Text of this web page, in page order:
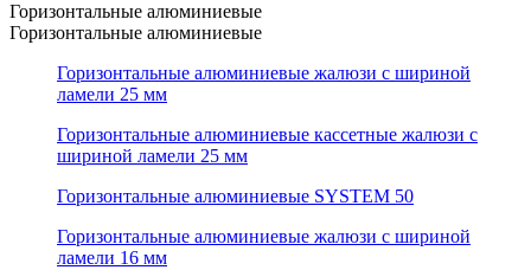
Горизонтальные алюминиевые
Горизонтальные алюминиевые
Горизонтальные алюминиевые жалюзи с шириной
ламели 25 мм
Горизонтальные алюминиевые кассетные жалюзи с
шириной ламели 25 мм
Горизонтальные алюминиевые SYSTEM 50
Горизонтальные алюминиевые жалюзи с шириной
ламели 16 мм